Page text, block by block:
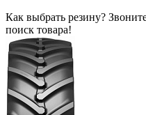
Как выбрать резину?
поиск товара!